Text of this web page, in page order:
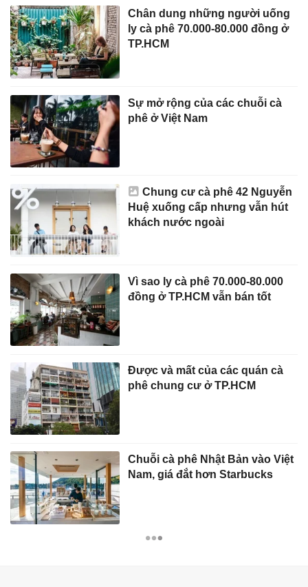
Chân dung những người uống
ly cà phê 70.000-80.000 đồng ở
TP.HCM
Sự mở rộng của các chuỗi cà
phê ở Việt Nam
Chung cư cà phê 42 Nguyễn
Huệ xuống cấp nhưng vẫn hút
khách nước ngoài
Vì sao ly cà phê 70.000-80.000
đồng ở TP.HCM vẫn bán tốt
Được và mất của các quán cà
phê chung cư ở TP.HCM
Chuỗi cà phê Nhật Bản vào Việt
Nam, giá đắt hơn Starbucks